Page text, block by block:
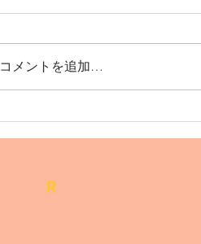
【12月インド🇮🇳デリーで
踊ろう！】
コメントを追加…
R